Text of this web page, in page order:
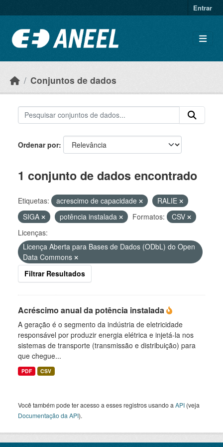
Entrar
Conjuntos de dados
Ordenar por
1 conjunto de dados encontrado
Etiquetas: acrescimo de capacidade
RALIE
SIGA
potência instalada Formatos:
CSV
Licenças:
Licença Aberta para Bases de Dados (ODbL) do Open
Data Commons
Filtrar Resultados
Acréscimo anual da potência instalada
A geração é o segmento da indústria de eletricidade
responsável por produzir energia elétrica e injetá-la nos
sistemas de transporte (transmissão e distribuição) para
que chegue...
PDF CSV
Você também pode ter acesso a esses registros usando a API (veja
Documentação da API).